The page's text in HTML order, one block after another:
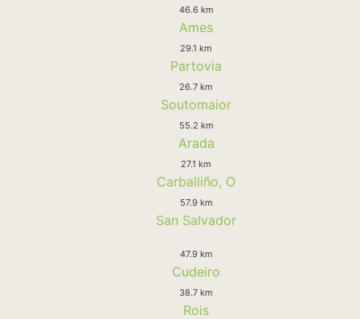
46.6 km
Ames
29.1 km
Partovia
26.7 km
Soutomaior
55.2 km
Arada
27.1 km
Carballiño, O
57.9 km
San Salvador
47.9 km
Cudeiro
38.7 km
Rois